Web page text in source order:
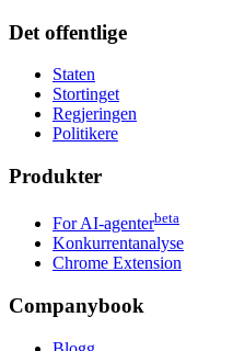
Det offentlige
Staten
Stortinget
Regjeringen
Politikere
Produkter
For AI-agenterbeta
Konkurrentanalyse
Chrome Extension
Companybook